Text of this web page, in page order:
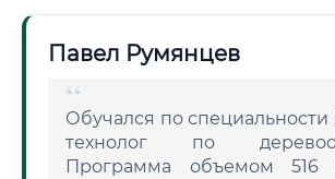
Павел Румянцев
Обучался по
технолог по
Программа объемом 516